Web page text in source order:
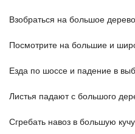
Взобраться на большое
Посмотрите на большие и
Езда по шоссе и падение в
Листья падают с большого
Сгребать навоз в большую